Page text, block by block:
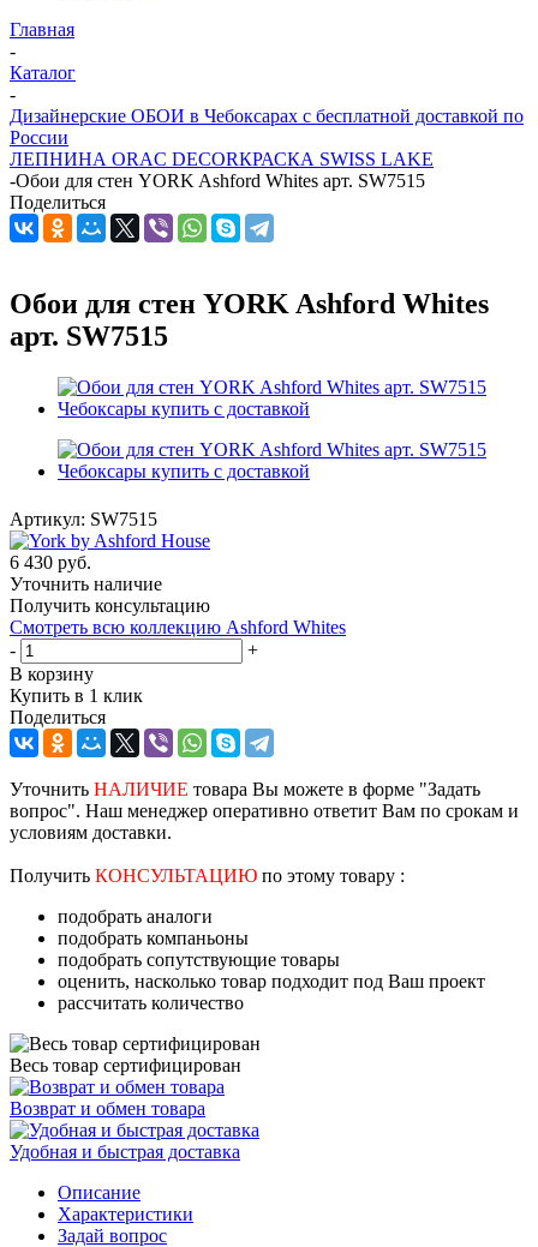
Главная
-
Каталог
-
Дизайнерские ОБОИ в Чебоксарах с бесплатной доставкой по
России
ЛЕПНИНА ORAC DECORКРАСКА SWISS LAKE
-Обои для стен YORK Ashford Whites арт. SW7515
Поделиться
Обои для стен YORK Ashford Whites
арт. SW7515
Артикул: SW7515
6 430 руб.
Уточнить наличие
Получить консультацию
Смотреть всю коллекцию Ashford Whites
-
+
В корзину
Купить в 1 клик
Поделиться
Уточнить НАЛИЧИЕ товара Вы можете в форме "Задать
вопрос". Наш менеджер оперативно ответит Вам по срокам и
условиям доставки.
Получить КОНСУЛЬТАЦИЮ по этому товару :
подобрать аналоги
подобрать компаньоны
подобрать сопутствующие товары
оценить, насколько товар подходит под Ваш проект
рассчитать количество
Весь товар сертифицирован
Возврат и обмен товара
Удобная и быстрая доставка
Описание
Характеристики
Задай вопрос